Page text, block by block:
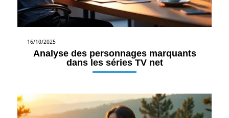
16/10/2025
Analyse des personnages marquants
dans les séries TV net